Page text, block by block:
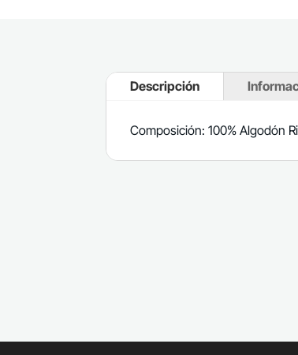
Descripción
Composición: 100% Algodón